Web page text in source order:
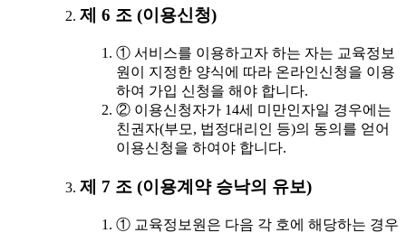
제 6 조 (이용신청)
① 서비스를 이용하고자 하는 자는 교육정보
원이 지정한 양식에 따라 온라인신청을 이용
하여 가입 신청을 해야 합니다.
② 이용신청자가 14세 미만인자일 경우에는
친권자(부모, 법정대리인 등)의 동의를 얻어
이용신청을 하여야 합니다.
제 7 조 (이용계약 승낙의 유보)
① 교육정보원은 다음 각 호에 해당하는 경우